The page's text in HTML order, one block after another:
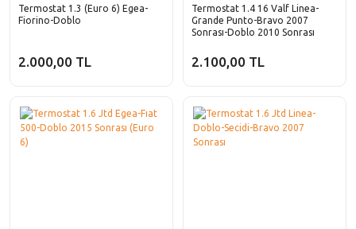
Termostat 1.3 (Euro 6) Egea-
Fiorino-Doblo
2.000,00 TL
Termostat 1.4 16 Valf Linea-
Grande Punto-Bravo 2007
Sonrası-Doblo 2010 Sonrası
2.100,00 TL